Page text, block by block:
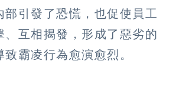
部引發了恐慌，也促使員工
、互相揭發，形成了惡劣的
霸凌行為愈演愈烈。